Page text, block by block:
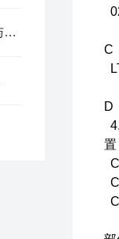
FLIR 在线式红外热像仪实操要点与数据解读方法
C
D
置